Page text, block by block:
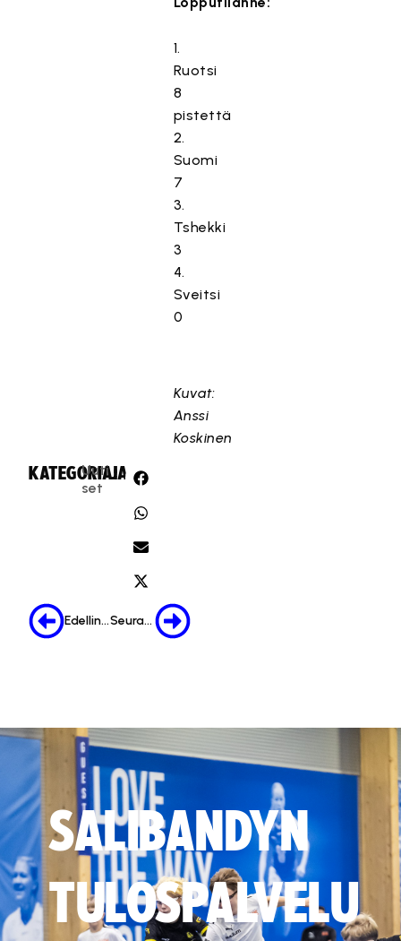
1.
Ruotsi
8
pistettä
2.
Suomi
7
3.
Tshekki
3
4.
Sveitsi
0
Kuvat:
Anssi
Koskinen
KATEGORIA:
Uuti
set
JAA:
Edellinen Seuraava
SALIBANDYN
TULOSPALVELU